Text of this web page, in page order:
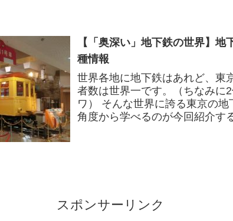
【「奥深い」地下鉄の世界】地
種情報
世界各地に地下鉄はあれど、東
者数は世界一です。（ちなみに
ワ） そんな世界に誇る東京の
角度から学べるのが今回紹介す
スポンサーリンク